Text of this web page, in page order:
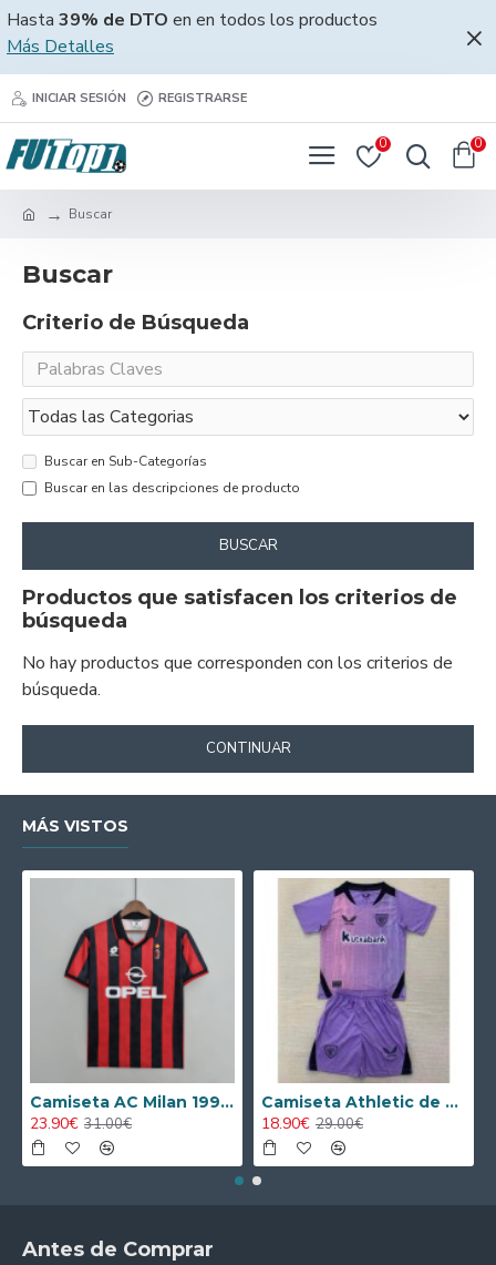
Hasta 39% de DTO en en todos los productos
Más Detalles
INICIAR SESIÓN REGISTRARSE
0 0
Buscar
Buscar
Criterio de Búsqueda
Buscar en Sub-Categorías
Buscar en las descripciones de producto
BUSCAR
Productos que satisfacen los criterios de
búsqueda
No hay productos que corresponden con los criterios de
búsqueda.
CONTINUAR
MÁS VISTOS
Camiseta AC Milan 1995/1996 Local Retro
23.90€ 31.00€
Camiseta Athletic de Bilbao 2024/2025 Alternativo Niño Kit
18.90€ 29.00€
Antes de Comprar